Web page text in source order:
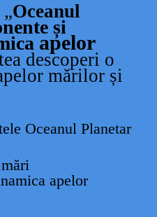
Oceanul
și
apelor
descoperi o
mărilor și
Oceanul Planetar
apelor